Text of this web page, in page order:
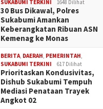
SUKABUMI TERKINI
1648 Dilihat
30 Bus Dikawal, Polres
Sukabumi Amankan
Keberangkatan Ribuan ASN
Kemenag ke Monas
BERITA, DAERAH, PEMERINTAH,
SUKABUMI TERKINI
617 Dilihat
Prioritaskan Kondusivitas,
Dishub Sukabumi Tempuh
Mediasi Penataan Trayek
Angkot 02